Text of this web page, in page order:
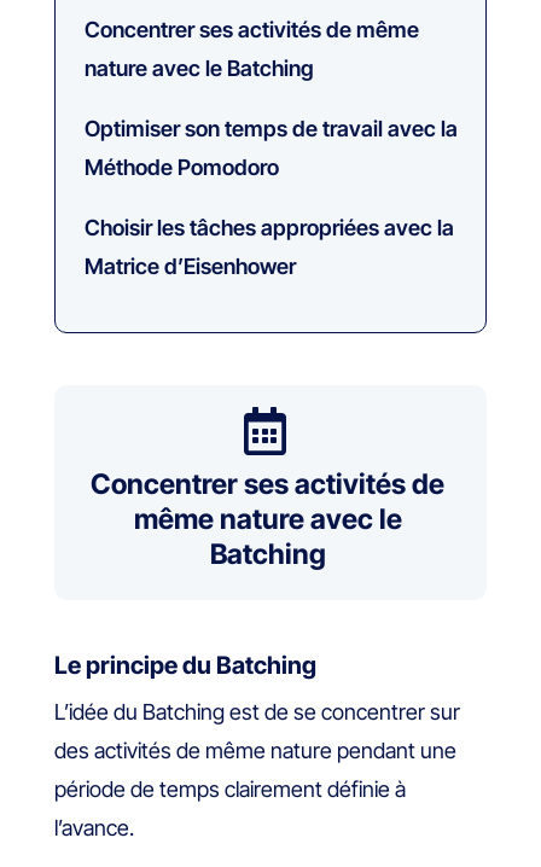
Concentrer ses activités de même
nature avec le Batching
Optimiser son temps de travail avec la
Méthode Pomodoro
Choisir les tâches appropriées avec la
Matrice d’Eisenhower

Concentrer ses activités de
même nature avec le
Batching
Le principe du Batching
L’idée du Batching est de se concentrer sur
des activités de même nature pendant une
période de temps clairement définie à
l’avance.